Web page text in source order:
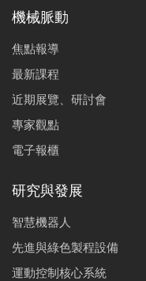
機械脈動
焦點報導
最新課程
近期展覽、研討會
專家觀點
電子報櫃
研究與發展
智慧機器人
先進與綠色製程設備
運動控制核心系統